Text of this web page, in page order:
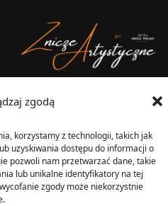
zgodą
korzystamy z technologii, takich jak
uzyskiwania dostępu do informacji o
pozwoli nam przetwarzać dane, takie
lub unikalne identyfikatory na tej
zgody może niekorzystnie
Wytwórnia Zniczy